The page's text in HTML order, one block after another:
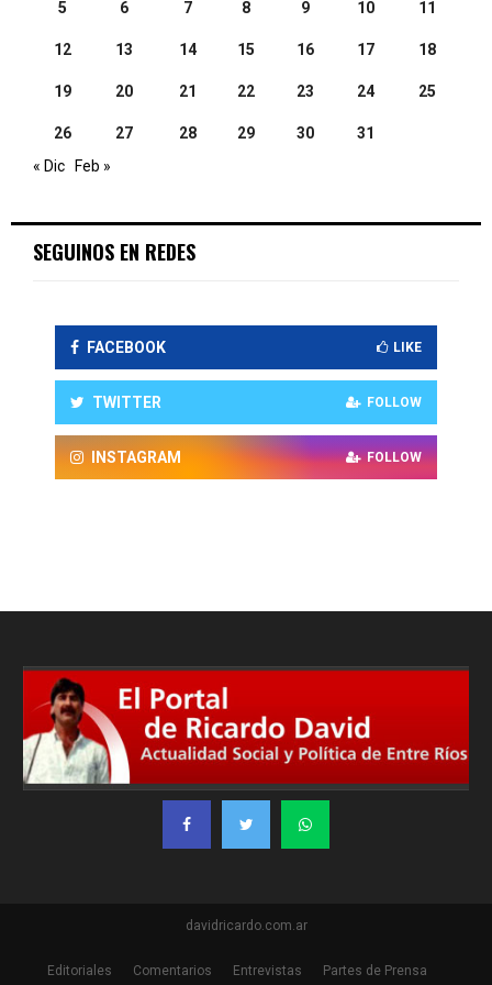
5 6 7 8 9 10 11
12 13 14 15 16 17 18
19 20 21 22 23 24 25
26 27 28 29 30
31
« Dic Feb »
SEGUINOS EN REDES
FACEBOOK LIKE
TWITTER FOLLOW
INSTAGRAM FOLLOW
davidricardo.com.ar
Editoriales Comentarios Entrevistas Partes de Prensa